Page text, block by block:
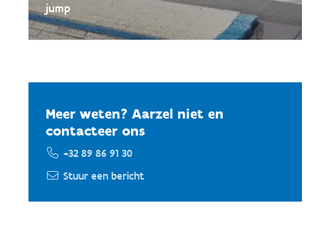
jump
Meer weten? Aarzel niet en
contacteer ons
+32 89 86 91 30
Stuur een bericht